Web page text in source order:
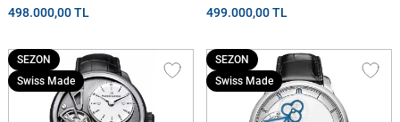
Saati
498.000,00 TL
Saati
499.000,00 TL
SEZON
Swiss Made
SEZON
Swiss Made